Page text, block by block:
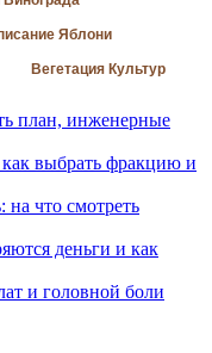
Яблони
Вегетация Культур
план, инженерные
выбрать фракцию и
на что смотреть
деньги и как
и головной боли